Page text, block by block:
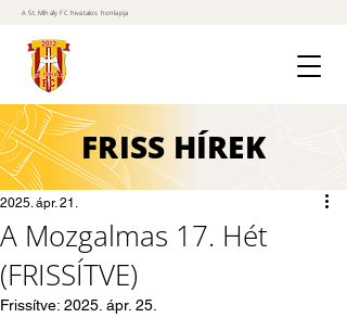
A St. Mihály FC hivatalos honlapja
FRISS HÍREK
A Mozgalmas 17. Hét
(FRISSÍTVE)
2025. ápr. 21.
Frissítve: 2025. ápr. 25.